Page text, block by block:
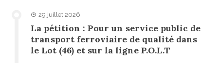
29 juillet 2026
La pétition : Pour un service public de
transport ferroviaire de qualité dans
le Lot (46) et sur la ligne P.O.L.T